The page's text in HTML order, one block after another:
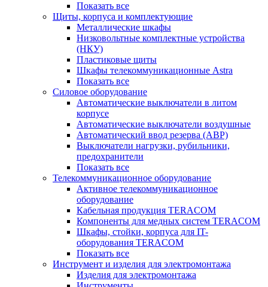
Показать все
Щиты, корпуса и комплектующие
Металлические шкафы
Низковольтные комплектные устройства
(НКУ)
Пластиковые щиты
Шкафы телекоммуникационные Astra
Показать все
Силовое оборудование
Автоматические выключатели в литом
корпусе
Автоматические выключатели воздушные
Автоматический ввод резерва (АВР)
Выключатели нагрузки, рубильники,
предохранители
Показать все
Телекоммуникационное оборудование
Активное телекоммуникационное
оборудование
Кабельная продукция TERACOM
Компоненты для медных систем TERACOM
Шкафы, стойки, корпуса для IT-
оборудования TERACOM
Показать все
Инструмент и изделия для электромонтажа
Изделия для электромонтажа